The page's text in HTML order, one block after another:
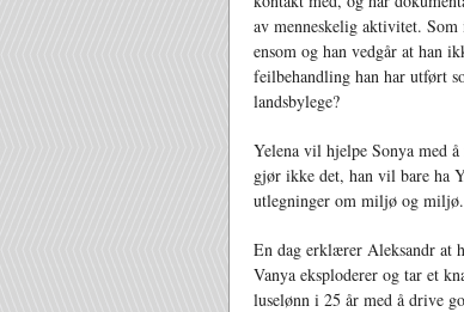
av menneskelig aktivitet.
ensom og han vedgår at han
feilbehandling han har utført
landsbylege?
Yelena vil hjelpe Sonya med
gjør ikke det, han vil bare ha
utlegninger om miljø og
En dag erklærer Aleksandr at
Vanya eksploderer og tar et
luselønn i 25 år med å drive